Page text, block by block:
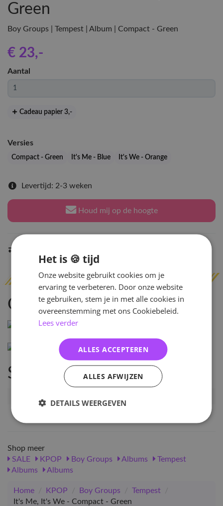
Green
Boy Groups | Tempest | Album | Compact - Green
€ 23,-
Aantal
Cadeau papier 3,-
Versies
Compact - Green It's Me - Blue It's We - Orange
Levertijd: 2-3 weken
Houd mij op de hoogte
Omschrijving
Specificaties
Shop meer
SALE
KPOP Boy Groups Albums
Tempest
Albums
Albums
Home / KPOP / Boy Groups / Tempest
/
It's Me, It's We - Compact - Green
Het is 🍪 tijd
Onze website gebruikt cookies om je
ervaring te verbeteren. Door onze website
te gebruiken, stem je in met alle cookies in
overeenstemming met ons Cookiebeleid.
Lees verder
ALLES ACCEPTEREN
ALLES AFWIJZEN
DETAILS WEERGEVEN